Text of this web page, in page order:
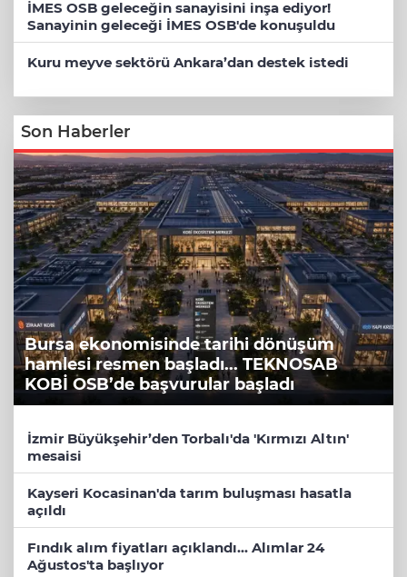
İMES OSB geleceğin sanayisini inşa ediyor!
Sanayinin geleceği İMES OSB'de konuşuldu
Kuru meyve sektörü Ankara’dan destek istedi
Son Haberler
Bursa ekonomisinde tarihi dönüşüm
hamlesi resmen başladı... TEKNOSAB
KOBİ OSB’de başvurular başladı
İzmir Büyükşehir’den Torbalı'da 'Kırmızı Altın'
mesaisi
Kayseri Kocasinan'da tarım buluşması hasatla
açıldı
Fındık alım fiyatları açıklandı... Alımlar 24
Ağustos'ta başlıyor